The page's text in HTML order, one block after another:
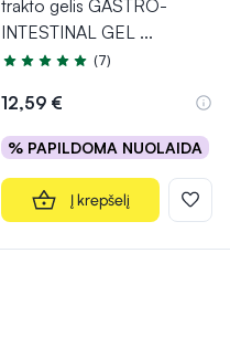
trakto gelis GASTRO-
INTESTINAL GEL ...
Įvertinimas 4.9 iš 5
(7)
12,59 €
% PAPILDOMA NUOLAIDA
Į krepšelį